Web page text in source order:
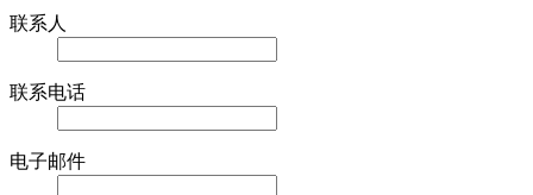
联系人
联系电话
电子邮件